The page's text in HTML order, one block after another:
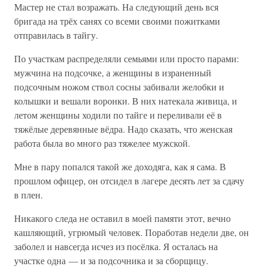
Мастер не стал возражать. На следующий день вся
бригада на трёх санях со всеми своими пожитками
отправилась в тайгу.
По участкам распределяли семьями или просто парами:
мужчина на подсочке, а женщины в израненный
подсочным ножом ствол сосны забивали желобки и
колышки и вешали воронки. В них натекала живица, и
летом женщины ходили по тайге и переливали её в
тяжёлые деревянные вёдра. Надо сказать, что женская
работа была во много раз тяжелее мужской.
Мне в пару попался такой же доходяга, как я сама. В
прошлом офицер, он отсидел в лагере десять лет за сдачу
в плен.
Никакого следа не оставил в моей памяти этот, вечно
кашляющий, угрюмый человек. Поработав недели две, он
заболел и навсегда исчез из посёлка. Я осталась на
участке одна — и за подсочника и за сборщицу.